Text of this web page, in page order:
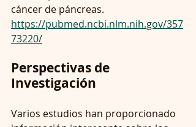
cáncer de páncreas.
https://pubmed.ncbi.nlm.nih.gov/357
73220/
Perspectivas de
Investigación
Varios estudios han proporcionado